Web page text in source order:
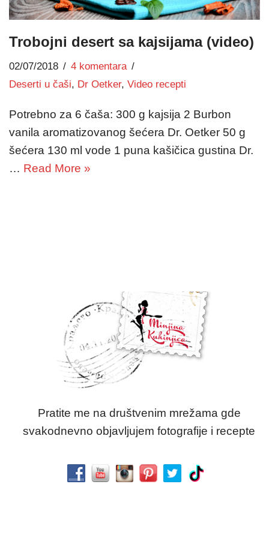
Trobojni desert sa kajsijama (video)
02/07/2018
4 komentara
Deserti u čaši, Dr Oetker, Video recepti
Potrebno za 6 čaša: 300 g kajsija 2 Burbon
vanila aromatizovanog šećera Dr. Oetker 50 g
šećera 130 ml vode 1 puna kašičica gustina Dr.
… Read More »
Pratite me na društvenim mrežama gde
svakodnevno objavljujem fotografije i recepte